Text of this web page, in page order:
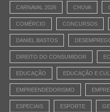
CARNAVAL 2026 CHUVA
COMÉRCIO CONCURSOS
DANIEL BASTOS
DIREITO DO CONSUMIDOR
EDUCAÇÃO EDUCAÇÃO E
EMPREENDEDORISMO
ESPECIAIS ESPORTE